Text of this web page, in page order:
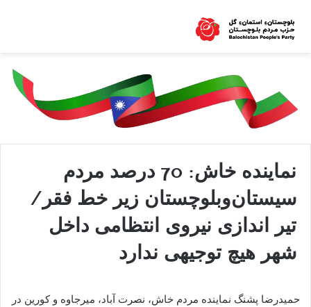
نماینده خاش: 70 درصد مردم
سیستان‌و‌بلوچستان زیر خط فقر/
تیر اندازی نیروی انتظامی داخل
شهر هیچ توجیهی ندارد
حمیدرضا پشنگ نماینده مردم خاش، نصرت آباد، میرجاوه و کورین در